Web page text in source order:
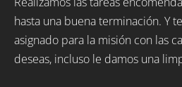
hasta una buena terminación. Y
asignado para la misión con las
deseas, incluso le damos una